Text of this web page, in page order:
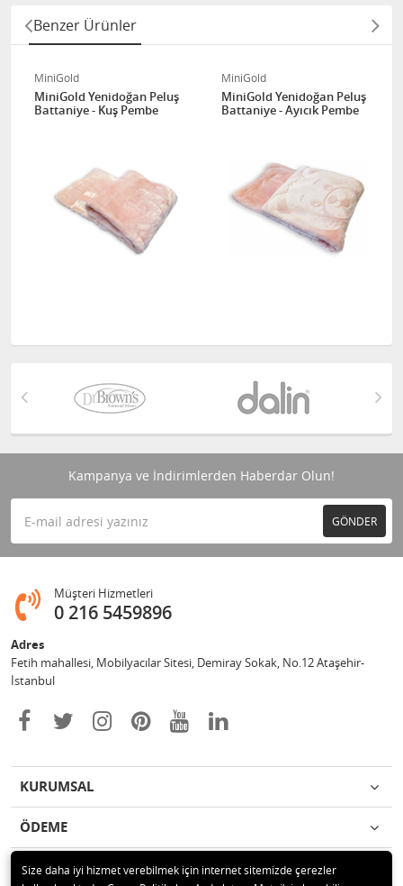
Benzer Ürünler
MiniGold
MiniGold Yenidoğan Peluş
Battaniye - Kuş Pembe
MiniGold
MiniGold Yenidoğan Peluş
Battaniye - Ayıcık Pembe
Kampanya ve İndirimlerden Haberdar Olun!
GÖNDER
Müşteri Hizmetleri
0 216 5459896
Adres
Fetih mahallesi, Mobilyacılar Sitesi, Demiray Sokak, No.12 Ataşehir-
İstanbul
KURUMSAL
ÖDEME
İLETİŞİM
Size daha iyi hizmet verebilmek için internet sitemizde çerezler